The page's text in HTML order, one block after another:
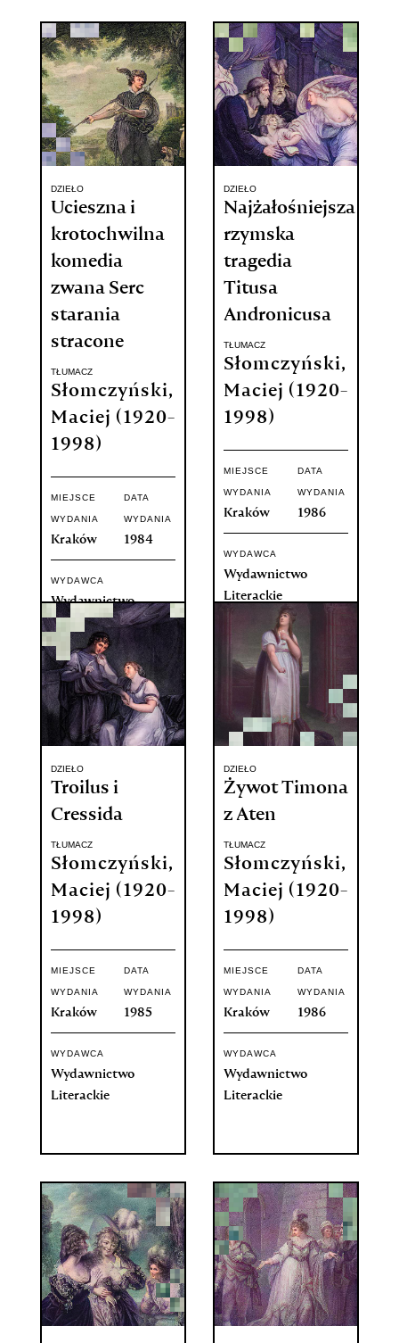
DZIEŁO
Ucieszna i
krotochwilna
komedia
zwana Serc
starania
stracone
TŁUMACZ
Słomczyński,
Maciej (1920-
1998)
MIEJSCE
WYDANIA
Kraków
DATA
WYDANIA
1984
WYDAWCA
Wydawnictwo
Literackie
DZIEŁO
Najżałośniejsza
rzymska
tragedia
Titusa
Andronicusa
TŁUMACZ
Słomczyński,
Maciej (1920-
1998)
MIEJSCE
WYDANIA
Kraków
DATA
WYDANIA
1986
WYDAWCA
Wydawnictwo
Literackie
DZIEŁO
Troilus i
Cressida
TŁUMACZ
Słomczyński,
Maciej (1920-
1998)
MIEJSCE
WYDANIA
Kraków
DATA
WYDANIA
1985
WYDAWCA
Wydawnictwo
Literackie
DZIEŁO
Żywot Timona
z Aten
TŁUMACZ
Słomczyński,
Maciej (1920-
1998)
MIEJSCE
WYDANIA
Kraków
DATA
WYDANIA
1986
WYDAWCA
Wydawnictwo
Literackie